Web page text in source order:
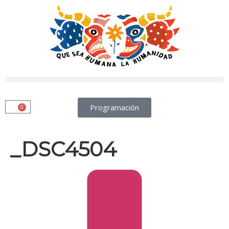
Programación
0
_DSC4504